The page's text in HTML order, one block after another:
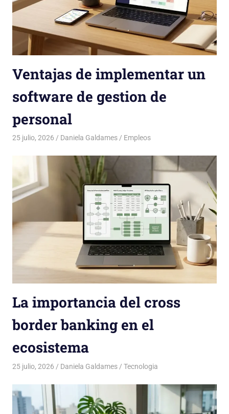
Ventajas de implementar un
software de gestion de
personal
25 julio, 2026 Daniela Galdames Empleos
La importancia del cross
border banking en el
ecosistema
25 julio, 2026 Daniela Galdames Tecnologia